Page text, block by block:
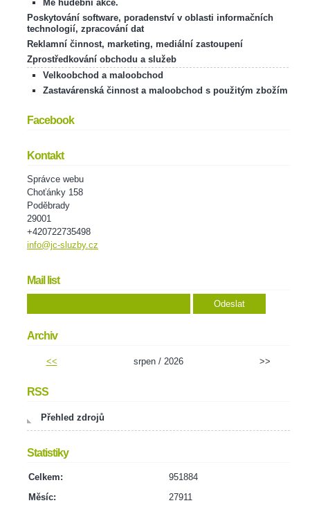
Mé hudební akce.
Poskytování software, poradenství v oblasti informačních
technologií, zpracování dat
Reklamní činnost, marketing, mediální zastoupení
Zprostředkování obchodu a služeb
Velkoobchod a maloobchod
Zastavárenská činnost a maloobchod s použitým zbožím
Facebook
Kontakt
Správce webu
Choťánky 158
Poděbrady
29001
+420722735498
info@jc-sluzby.cz
Mail list
Archiv
<< srpen / 2026 >>
RSS
Přehled zdrojů
Statistiky
Celkem:
951884
Měsíc:
27911